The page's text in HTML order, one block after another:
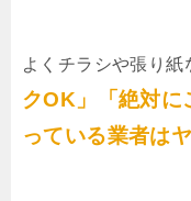
よくチラシや張り紙
クOK」「絶対に
っている業者は